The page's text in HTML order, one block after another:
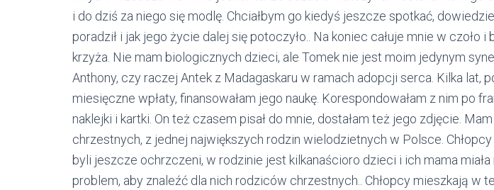
i do dziś za niego się modlę. Chciałbym go kiedyś jeszcze spotkać,
poradził i jak jego życie dalej się potoczyło.. Na koniec całuje mnie w czoło i
krzyża. Nie mam biologicznych dzieci, ale Tomek nie jest moim jedynym
Anthony, czy raczej Antek z Madagaskaru w ramach adopcji serca. Kilka lat,
miesięczne wpłaty, finansowałam jego naukę. Korespondowałam z nim po
naklejki i kartki. On też czasem pisał do mnie, dostałam też jego zdjęcie.
chrzestnych, z jednej największych rodzin wielodzietnych w Polsce.
byli jeszcze ochrzczeni, w rodzinie jest kilkanaścioro dzieci i ich mama
problem, aby znaleźć dla nich rodziców chrzestnych.. Chłopcy mieszkają w